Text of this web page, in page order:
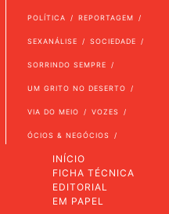
POLÍTICA REPORTAGEM
SEXANÁLISE SOCIEDADE
SORRINDO SEMPRE
UM GRITO NO DESERTO
VIA DO MEIO VOZES
ÓCIOS & NEGÓCIOS
INÍCIO
FICHA TÉCNICA
EDITORIAL
EM PAPEL